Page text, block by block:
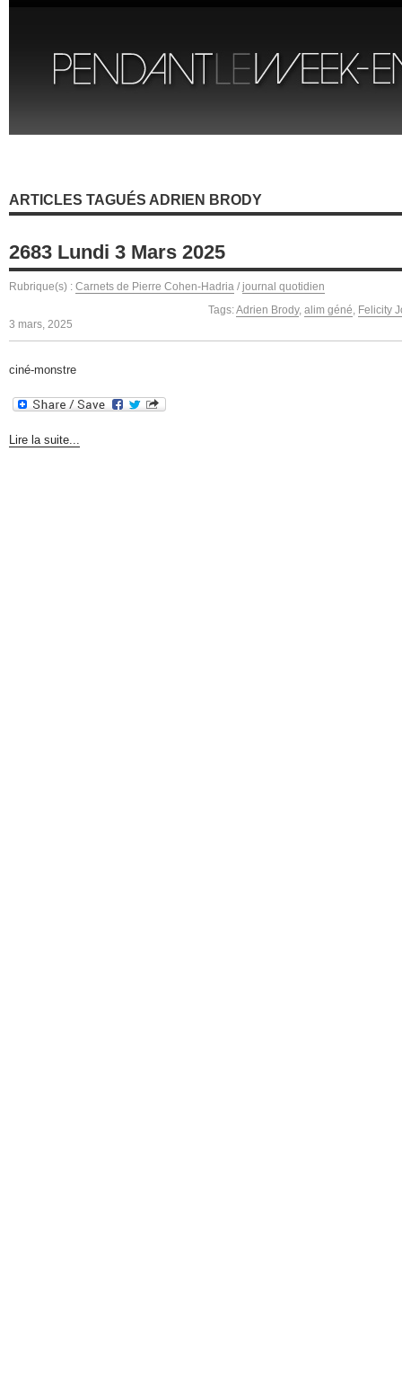
ARTICLES TAGUÉS ADRIEN BRODY
2683 Lundi 3 Mars 2025
Rubrique(s) : Carnets de Pierre Cohen-Hadria / journal quotidien
Tags:Adrien Brody, alim géné, Felicity
3 mars, 2025
ciné-monstre
Lire la suite...